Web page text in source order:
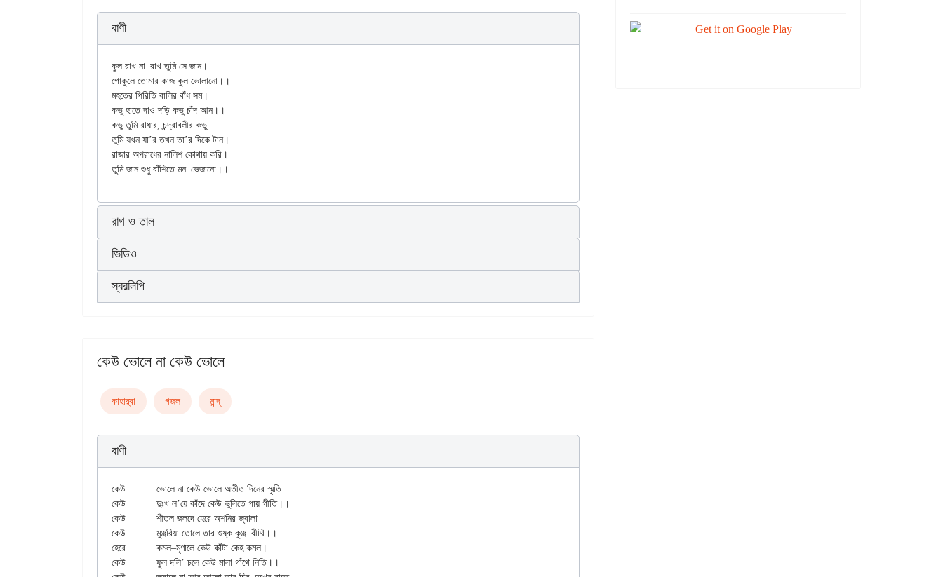
বাণী
কুল রাখ না–রাখ তুমি সে জান।
গোকুলে তোমার কাজ কুল ভোলানো।।
মহতের পিরিতি বালির বাঁধ সম।
কভু হাতে দাও দড়ি কভু চাঁদ আন।।
কভু তুমি রাধার, চন্দ্রাবলীর কভু
তুমি যখন যা’র তখন তা’র দিকে টান।
রাজার অপরাধের নালিশ কোথায় করি।
রাগ ও তাল
ভিডিও
স্বরলিপি
কেউ ভোলে না কেউ ভোলে
কাহার্‌বা গজল মান্দ্‌
বাণী
কেউ		ভোলে না কেউ ভোলে অতীত দিনের স্মৃতি
কেউ		দুঃখ ল’য়ে কাঁদে কেউ ভুলিতে গায় গীতি।।
কেউ		শীতল জলদে হেরে অশনির জ্বালা
কেউ		মুঞ্জরিয়া তোলে তার শুষ্ক কুঞ্জ–বীথি।।
হেরে		কমল–মৃণালে কেউ কাঁটা কেহ কমল।
কেউ		ফুল দলি’ চলে কেউ মালা গাঁথে নিতি।।